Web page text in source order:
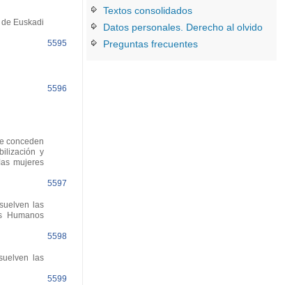
Euskadi
5595
5596
conceden
y
mujeres
5597
las
Humanos
5598
las
5599
Textos consolidados
Datos personales. Derecho al olvido
Preguntas frecuentes